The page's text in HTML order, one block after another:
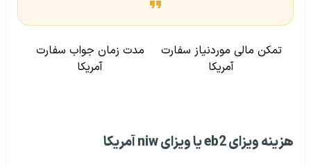
تمکن مالی موردنیاز سفارت
آمریکا
مدت زمان جواب سفارت
آمریکا
هزینه ویزای eb2 یا ویزای niw آمریکا